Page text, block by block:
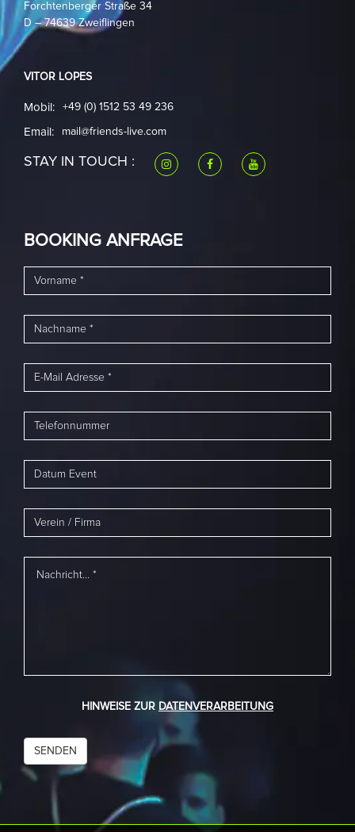
Forchtenberger Straße 34
D – 74639 Zweiflingen
VITOR LOPES
Mobil: +49 (0) 1512 53 49 236
Email: mail@friends-live.com
STAY IN TOUCH :
BOOKING ANFRAGE
HINWEISE ZUR DATENVERARBEITUNG